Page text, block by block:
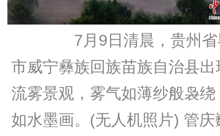
7月9日清晨，贵州省
市威宁彝族回族苗族自治县出
流雾景观，雾气如薄纱般袅绕
如水墨画。(无人机照片) 管庆